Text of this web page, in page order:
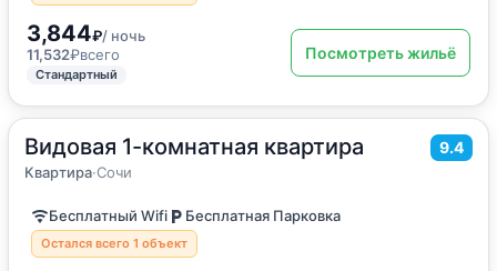
3,844₽/ ночь
11,532₽всего
Стандартный
Посмотреть жильё
Видовая 1-комнатная квартира 9.4
Квартира·Сочи
35м2·4 гостя
Квартира
Бесплатный Wifi Бесплатная Парковка
Остался всего 1 объект